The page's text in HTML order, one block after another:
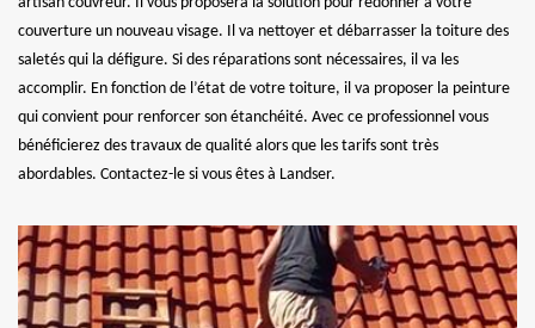
couverture un nouveau visage. Il va nettoyer et débarrasser la toiture des
saletés qui la défigure. Si des réparations sont nécessaires, il va les
accomplir. En fonction de l’état de votre toiture, il va proposer la peinture
qui convient pour renforcer son étanchéité. Avec ce professionnel vous
bénéficierez des travaux de qualité alors que les tarifs sont très
abordables. Contactez-le si vous êtes à Landser.